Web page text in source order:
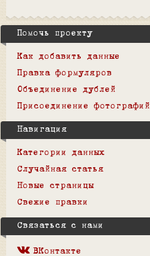
Помочь проекту
Как добавить данные
Правка формуляров
Объединение дублей
Присоединение фотографий
Навигация
Категории данных
Случайная статья
Новые страницы
Свежие правки
Связаться с нами
ВКонтакте